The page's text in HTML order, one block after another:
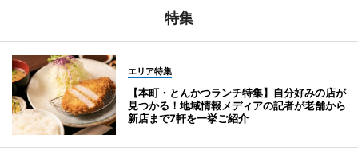
特集
エリア特集
【本町・とんかつランチ特集】自分好みの店が
見つかる！地域情報メディアの記者が老舗から
新店まで7軒を一挙ご紹介